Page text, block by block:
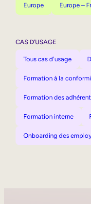
Europe Europe –
CAS D’USAGE
Tous cas d'usage
Formation à la
Formation des
Formation interne
Onboarding des